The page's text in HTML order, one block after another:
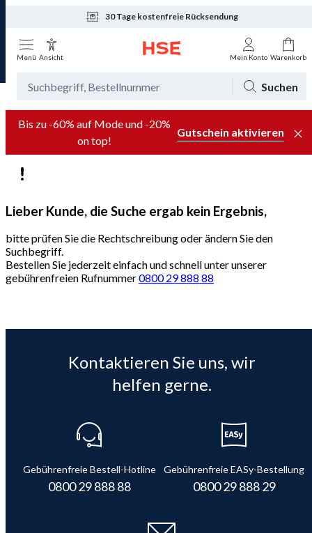
30 Tage kostenfreie Rücksendung
Tagesaktuelle Angebote
Menü Ansicht Mein Konto Warenkorb
Suchen
Bis zu -60% auf Mode und -20%
on top!
Gutschein aktivieren
Lieber Kunde, die Suche ergab kein Ergebnis,
bitte prüfen Sie die Rechtschreibung oder ändern Sie den
Suchbegriff.
Bestellen Sie jederzeit einfach und schnell unter unserer
gebührenfreien Rufnummer0800 29 888 88
Kontaktieren Sie uns, wir
helfen gerne.
Gebührenfreie Bestell-Hotline
0800 29 888 88
Gebührenfreie EASy-Bestellung
0800 29 888 29